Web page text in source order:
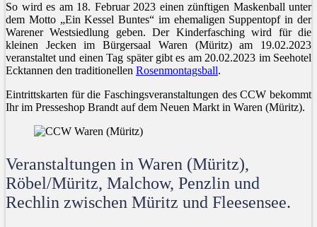
So wird es am 18. Februar 2023 einen zünftigen Maskenball unter
dem Motto „Ein Kessel Buntes“ im ehemaligen Suppentopf in der
Warener Westsiedlung geben. Der Kinderfasching wird für die
kleinen Jecken im Bürgersaal Waren (Müritz) am 19.02.2023
veranstaltet und einen Tag später gibt es am 20.02.2023 im Seehotel
Ecktannen den traditionellen Rosenmontagsball.
Eintrittskarten für die Faschingsveranstaltungen des CCW bekommt
Ihr im Presseshop Brandt auf dem Neuen Markt in Waren (Müritz).
Veranstaltungen in Waren (Müritz),
Röbel/Müritz, Malchow, Penzlin und
Rechlin zwischen Müritz und Fleesensee.